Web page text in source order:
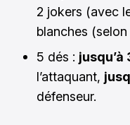
2 jokers (avec
blanches
5 dés : jusqu’à
l’attaquant,
défenseur.